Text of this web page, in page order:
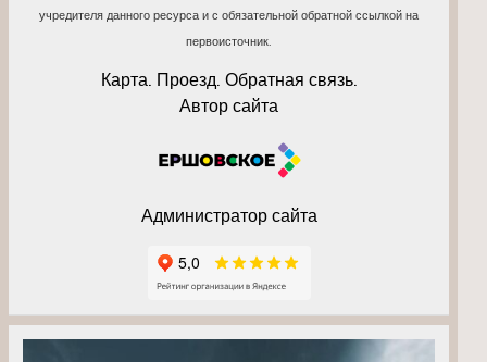
учредителя данного ресурса и с обязательной обратной ссылкой на
первоисточник.
Карта. Проезд. Обратная связь.
Автор сайта
Администратор сайта